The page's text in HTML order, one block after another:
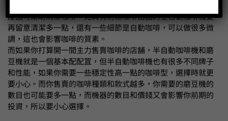
產品可幫助清潔咖啡，尤其有奶類咖啡出品的全自動咖啡機要
再留意清潔多一點，還有一些細節是自動咖啡，可以做很多微
調，這也會影響咖啡的質素。
而如果你打算開一間主力售賣咖啡的店舖，半自動咖啡機和磨
豆機就是一個基本配配罝，但半自動咖啡機也有很多不同牌子
和性能，如果你需要一些穩定性高一點的咖啡型，選擇時就更
要小心。而你售賣的咖啡種類和款式越多，你需要的磨豆機的
數目也可能要多一點，而機器的數目和價錢又會影響你前期的
投資，所以要小心選擇。